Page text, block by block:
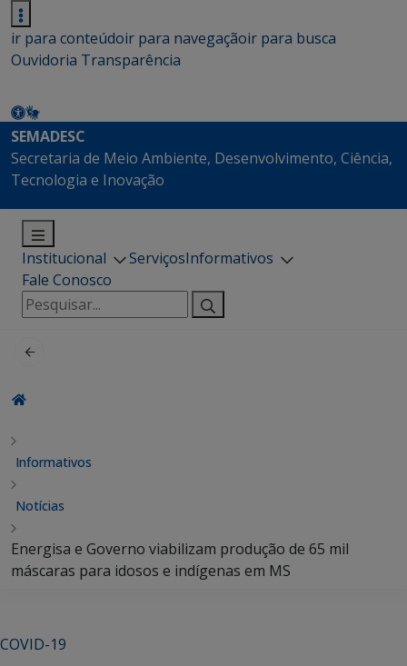
ir para conteúdoir para navegaçãoir para busca
Ouvidoria Transparência
SEMADESC
Secretaria de Meio Ambiente, Desenvolvimento, Ciência,
Tecnologia e Inovação
Institucional ServiçosInformativos
Fale Conosco
Pesquisar
por:
Informativos
Notícias
Energisa e Governo viabilizam produção de 65 mil
máscaras para idosos e indígenas em MS
COVID-19